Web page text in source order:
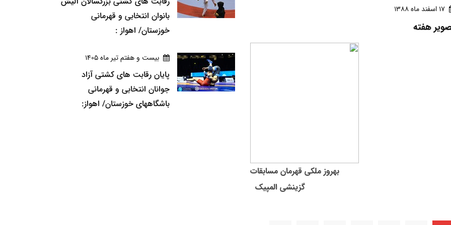
17 اسفند ماه 1388
هفته
بهروز ملکی قهرمان مسابقات
گزینشی المپیک
بانوان انتخابی و قهرمانی
خوزستان/ اهواز :
بيست و هفتم تير ماه 1405
پایان رقابت های کشتی آزاد
جوانان انتخابی و قهرمانی
باشگاههای خوزستان/ اهواز: